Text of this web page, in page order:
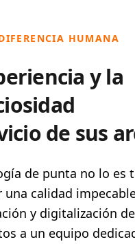
HUMANA
y la
de sus
de punta no lo es
una calidad
y digitalización
a un equipo